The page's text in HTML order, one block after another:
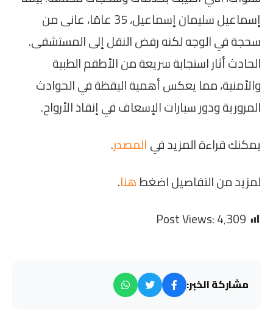
إسماعيل سليمان إسماعيل، 35 عامًا، عانى من
سحجة في الوجه لكنه رفض النقل إلى المستشفى.
الحادث أثار استجابة سريعة من الأطقم الطبية
والأمنية، مما يعكس أهمية اليقظة في الحوادث
المرورية ودور سيارات الإسعاف في إنقاذ الأرواح.
يمكنك قراءة المزيد فيالمصدر.
لمزيد من التفاصيل اضغطهنا.
Post Views:4٬309
مشاركة الخبر: